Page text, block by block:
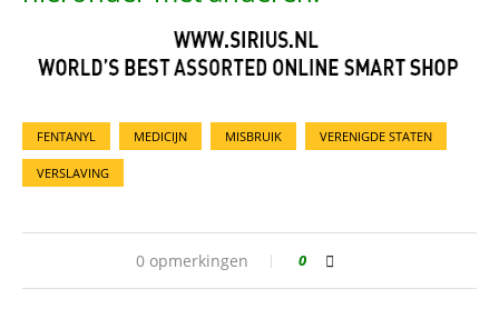
FENTANYL MEDICIJN MISBRUIK VERENIGDE STATEN
VERSLAVING
0 opmerkingen 0